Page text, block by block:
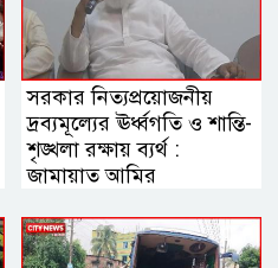
সরকার নিত্যপ্রয়োজনীয়
দ্রব্যমূল্যের ঊর্ধ্বগতি ও শান্তি-
শৃঙ্খলা রক্ষায় ব্যর্থ :
জামায়াত আমির